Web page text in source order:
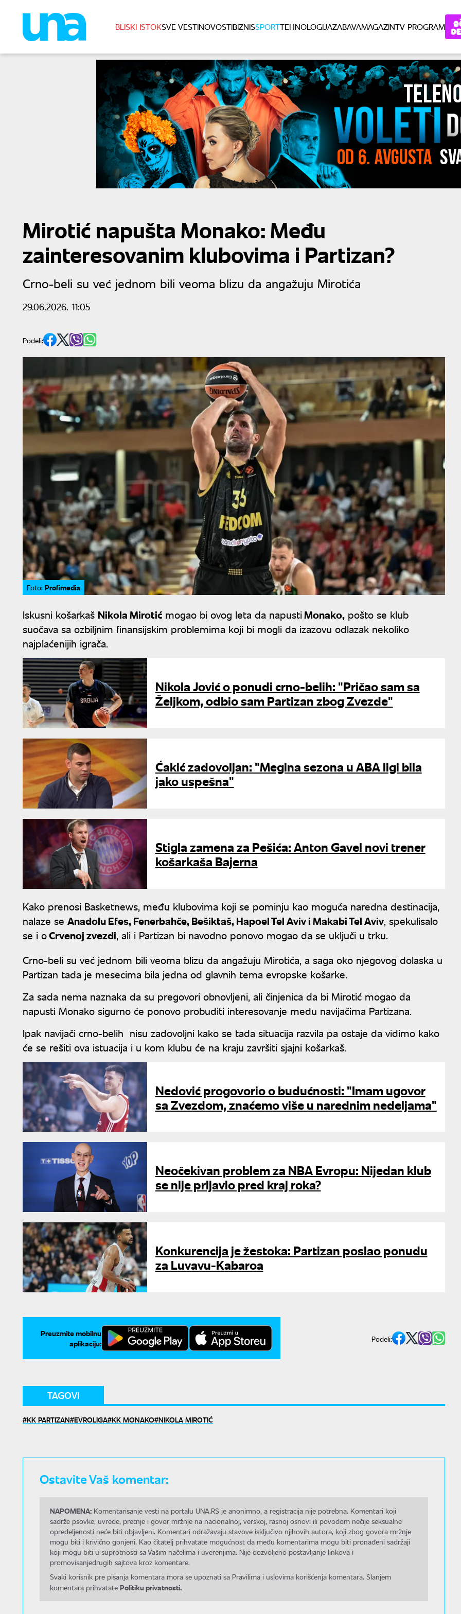
BLISKI ISTOKSVE VESTINOVOSTIBIZNISSPORTTEHNOLOGIJAZABAVAMAGAZINTV PROGRAM
Mirotić napušta Monako: Među
zainteresovanim klubovima i Partizan?
Crno-beli su već jednom bili veoma blizu da angažuju Mirotića
29.06.2026. 11:05
Podeli:
Foto: Profimedia
Iskusni košarkaš Nikola Mirotić mogao bi ovog leta da napustiMonako, pošto se klub
suočava sa ozbiljnim finansijskim problemima koji bi mogli da izazovu odlazak nekoliko
najplaćenijih igrača.
Nikola Jović o ponudi crno-belih: "Pričao sam sa
Željkom, odbio sam Partizan zbog Zvezde"
Ćakić zadovoljan: "Megina sezona u ABA ligi bila
jako uspešna"
Stigla zamena za Pešića: Anton Gavel novi trener
košarkaša Bajerna
Kako prenosi Basketnews, među klubovima koji se pominju kao moguća naredna destinacija,
nalaze se Anadolu Efes, Fenerbahče, Bešiktaš, Hapoel Tel Aviv i Makabi Tel Aviv, spekulisalo
se i oCrvenoj zvezdi, ali i Partizan bi navodno ponovo mogao da se uključi u trku.
Crno-beli su već jednom bili veoma blizu da angažuju Mirotića, a saga oko njegovog dolaska u
Partizan tada je mesecima bila jedna od glavnih tema evropske košarke.
Za sada nema naznaka da su pregovori obnovljeni, ali činjenica da bi Mirotić mogao da
napusti Monako sigurno će ponovo probuditi interesovanje među navijačima Partizana.
Ipak navijači crno-belih nisu zadovoljni kako se tada situacija razvila pa ostaje da vidimo kako
će se rešiti ova istuacija i u kom klubu će na kraju završiti sjajni košarkaš.
Nedović progovorio o budućnosti: "Imam ugovor
sa Zvezdom, znaćemo više u narednim nedeljama"
Neočekivan problem za NBA Evropu: Nijedan klub
se nije prijavio pred kraj roka?
Konkurencija je žestoka: Partizan poslao ponudu
za Luvavu-Kabaroa
Preuzmite mobilnu
aplikaciju:
Podeli:
TAGOVI
KK PARTIZAN EVROLIGA KK MONAKO NIKOLA MIROTIĆ
Ostavite Vaš komentar:
NAPOMENA: Komentarisanje vesti na portalu UNA.RS je anonimno, a registracija nije potrebna. Komentari koji
sadrže psovke, uvrede, pretnje i govor mržnje na nacionalnoj, verskoj, rasnoj osnovi ili povodom nečije seksualne
opredeljenosti neće biti objavljeni. Komentari odražavaju stavove isključivo njihovih autora, koji zbog govora mržnje
mogu biti i krivično gonjeni. Kao čitatelj prihvatate mogućnost da među komentarima mogu biti pronađeni sadržaji
koji mogu biti u suprotnosti sa Vašim načelima i uverenjima. Nije dozvoljeno postavljanje linkova i
promovisanjedrugih sajtova kroz komentare.
Svaki korisnik pre pisanja komentara mora se upoznati sa Pravilima i uslovima korišćenja komentara. Slanjem
komentara prihvatate Politiku privatnosti.